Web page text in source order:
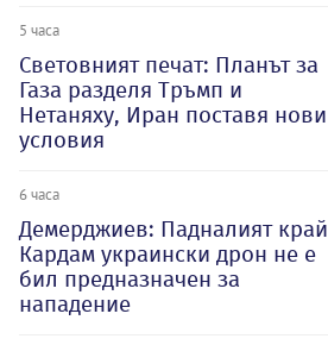
5 часа
Световният печат: Планът за
Газа разделя Тръмп и
Нетаняху, Иран поставя нови
условия
6 часа
Демерджиев: Падналият край
Кардам украински дрон не е
бил предназначен за
нападение